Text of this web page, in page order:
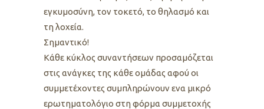
εγκυμοσύνη, τον τοκετό, το θηλασμό και
τη λοχεία.
Σημαντικό!
Κάθε κύκλος συναντήσεων προσαμόζεται
στις ανάγκες της κάθε ομάδας αφού οι
συμμετέχοντες συμπληρώνουν ενα μικρό
ερωτηματολόγιο στη φόρμα συμμετοχής